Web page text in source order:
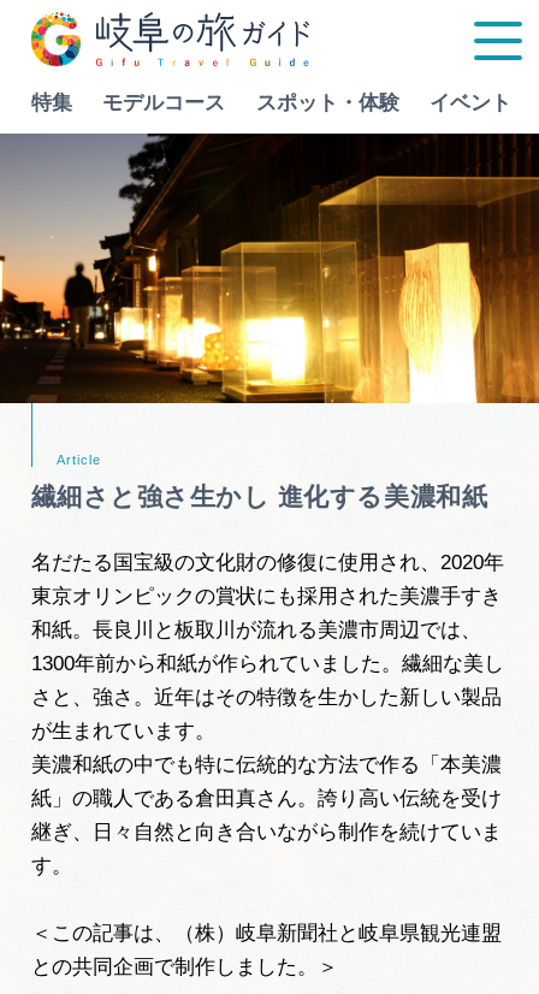
特集 モデルコース スポット・体験 イベント
特集
モデルコース
スポット・体験
イベント
旅の予約
アクセス
インフォメーション
ぎふ旅レポーター記事
早わかり岐阜
体験予約サイト「ＶＩＳＩＴ岐阜県」
行きたいリストを見る
繊細さと強さ生かし 進化する美濃和紙
名だたる国宝級の文化財の修復に使用され、2020年
東京オリンピックの賞状にも採用された美濃手すき
和紙。長良川と板取川が流れる美濃市周辺では、
1300年前から和紙が作られていました。繊細な美し
さと、強さ。近年はその特徴を生かした新しい製品
が生まれています。
美濃和紙の中でも特に伝統的な方法で作る「本美濃
紙」の職人である倉田真さん。誇り高い伝統を受け
継ぎ、日々自然と向き合いながら制作を続けていま
す。
＜この記事は、（株）岐阜新聞社と岐阜県観光連盟
との共同企画で制作しました。＞